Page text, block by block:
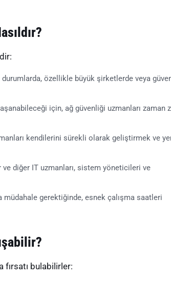
durumlarda, özellikle büyük şirketlerde veya
için, ağ güvenliği uzmanları zaman
kendilerini sürekli olarak geliştirmek ve
diğer IT uzmanları, sistem yöneticileri ve
müdahale gerektiğinde, esnek çalışma saatleri
fırsatı bulabilirler: